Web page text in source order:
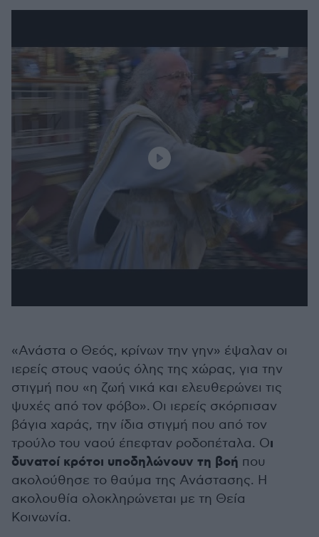
«Ανάστα ο Θεός, κρίνων την γην» έψαλαν οι
ιερείς στους ναούς όλης της χώρας, για την
στιγμή που «η ζωή νικά και ελευθερώνει τις
ψυχές από τον φόβο». Οι ιερείς σκόρπισαν
βάγια χαράς, την ίδια στιγμή που από τον
τρούλο του ναού έπεφταν ροδοπέταλα. Οι
δυνατοί κρότοι υποδηλώνουν τη βοή που
ακολούθησε το θαύμα της Ανάστασης. Η
ακολουθία ολοκληρώνεται με τη Θεία
Κοινωνία.